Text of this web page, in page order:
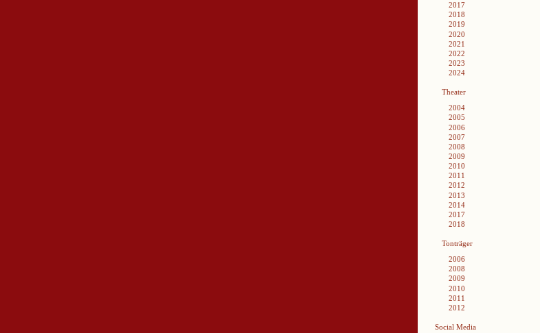
2017
2018
2019
2020
2021
2022
2023
2024
Theater
2004
2005
2006
2007
2008
2009
2010
2011
2012
2013
2014
2017
2018
Tonträger
2006
2008
2009
2010
2011
2012
Social Media